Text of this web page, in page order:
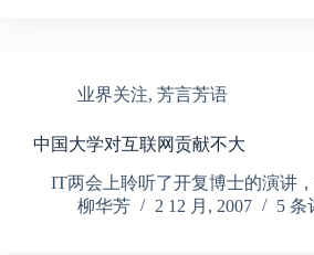
业界关注, 芳言芳语
中国大学对互联网贡献不大
IT两会上聆听了开复博士的演讲
柳华芳
2 12 月, 2007 5 条